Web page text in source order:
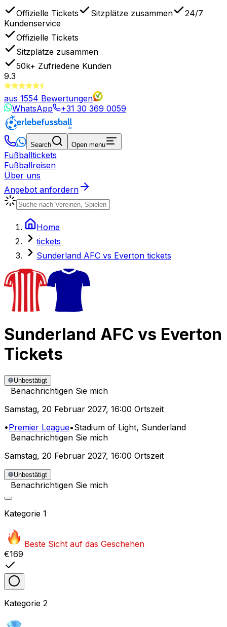
Offizielle Tickets Sitzplätze zusammen
24/7
Kundenservice
Offizielle Tickets
Sitzplätze zusammen
50k+ Zufriedene Kunden
9.3
aus 1554 Bewertungen
WhatsApp
+31 30 369 0059
Search Open menu
Fußballtickets
Fußballreisen
Über uns
Angebot anfordern
Home
tickets
Sunderland AFC vs Everton tickets
Sunderland AFC vs Everton
Tickets
Unbestätigt
Benachrichtigen Sie mich
Samstag, 20 Februar 2027, 16:00 Ortszeit
•Premier League•Stadium of Light, Sunderland
Benachrichtigen Sie mich
Samstag, 20 Februar 2027, 16:00 Ortszeit
Unbestätigt
Benachrichtigen Sie mich
Kategorie 1
Beste Sicht auf das Geschehen
€169
Kategorie 2